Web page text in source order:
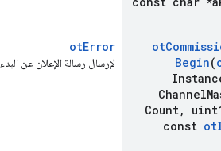
ot
Begin(
Channel
Count,
const ot
otError
لإرسال رسالة الإعلان عن البدء